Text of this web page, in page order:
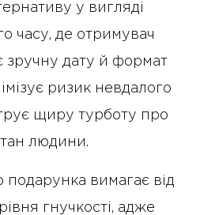
у вигляді
часу, де отримувач
зручну дату й формат
ризик невдалого
щиру турботу про
людини.
подарунка вимагає від
гнучкості, адже